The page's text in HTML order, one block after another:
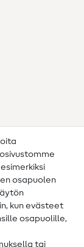
osapuolen
kun evästeet
osapuolille,
tai